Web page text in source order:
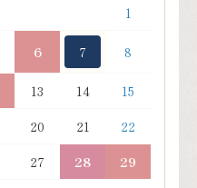
1
6 7 8
13 14
15
20 21
22
27 28
29